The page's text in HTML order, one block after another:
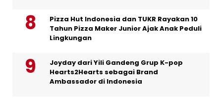
Pizza Hut Indonesia dan TUKR Rayakan 10
Tahun Pizza Maker Junior Ajak Anak Peduli
Lingkungan
Joyday dari Yili Gandeng Grup K-pop
Hearts2Hearts sebagai Brand
Ambassador di Indonesia